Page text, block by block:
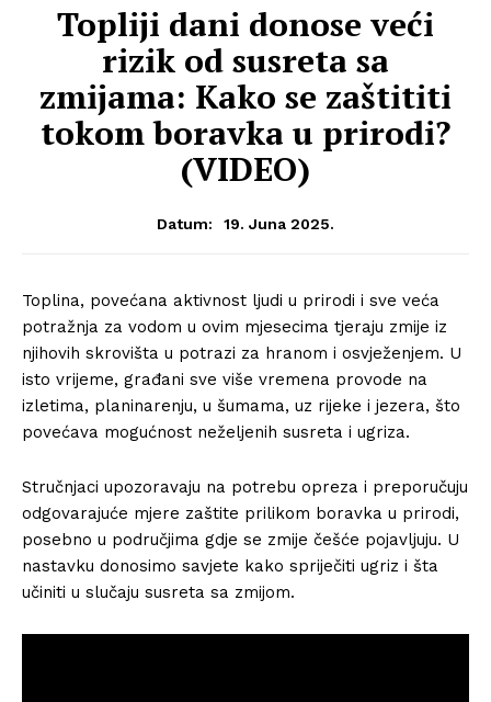
Topliji dani donose veći
rizik od susreta sa
zmijama: Kako se zaštititi
tokom boravka u prirodi?
(VIDEO)
Datum: 19. Juna 2025.
Toplina, povećana aktivnost ljudi u prirodi i sve veća
potražnja za vodom u ovim mjesecima tjeraju zmije iz
njihovih skrovišta u potrazi za hranom i osvježenjem. U
isto vrijeme, građani sve više vremena provode na
izletima, planinarenju, u šumama, uz rijeke i jezera, što
povećava mogućnost neželjenih susreta i ugriza.
Stručnjaci upozoravaju na potrebu opreza i preporučuju
odgovarajuće mjere zaštite prilikom boravka u prirodi,
posebno u područjima gdje se zmije češće pojavljuju. U
nastavku donosimo savjete kako spriječiti ugriz i šta
učiniti u slučaju susreta sa zmijom.